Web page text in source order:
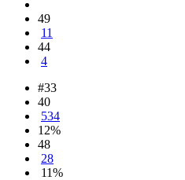
49
11
44
4
#33
40
534
12%
48
28
11%